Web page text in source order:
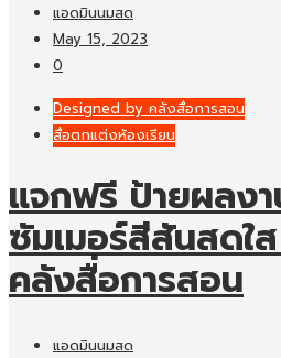
แอดมินนมสด
May 15, 2023
0
Designed by คลังสื่อการสอน
สื่อตกแต่งห้องเรียน
แจกฟรี ป้ายผลง
ซัมเมอร์สีสันสดใ
คลังสื่อการสอน
แอดมินนมสด